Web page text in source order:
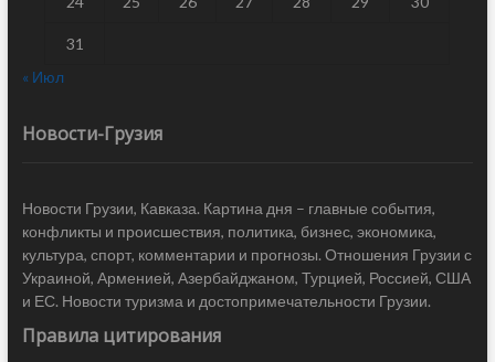
31
« Июл
Новости-Грузия
Новости Грузии, Кавказа. Картина дня – главные события,
конфликты и происшествия, политика, бизнес, экономика,
культура, спорт, комментарии и прогнозы. Отношения Грузии с
Украиной, Арменией, Азербайджаном, Турцией, Россией, США
и ЕС. Новости туризма и достопримечательности Грузии.
Правила цитирования